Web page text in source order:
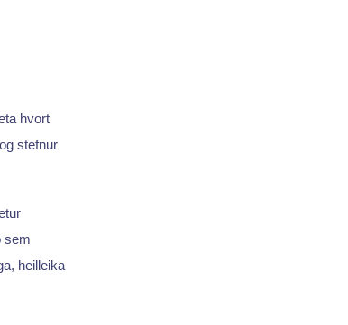
hvort
stefnur
sem
heilleika